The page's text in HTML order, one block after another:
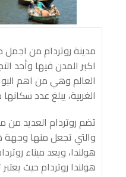
مدينة روتردام من اجمل
اكبر المدن فيها وأحد
العالم وهي من اهم
الغربية، يبلغ عدد سكانها حوالي 1.3
تضم روتردام العديد من
والتي تجعل منها وجهة
هولندا، ويعد ميناء
هولندا روتردام حيث